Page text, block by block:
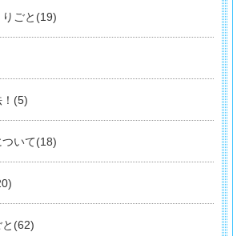
ごと(19)
(5)
いて(18)
(62)